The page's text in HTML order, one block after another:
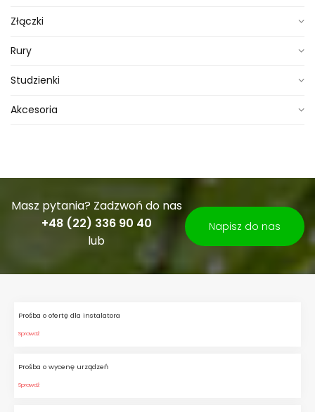
Złączki
Rury
Studzienki
Akcesoria
Masz pytania? Zadzwoń do nas
+48 (22) 336 90 40
lub
Napisz do nas
Prośba o ofertę dla instalatora
Sprawdź
Prośba o wycenę urządzeń
Sprawdź